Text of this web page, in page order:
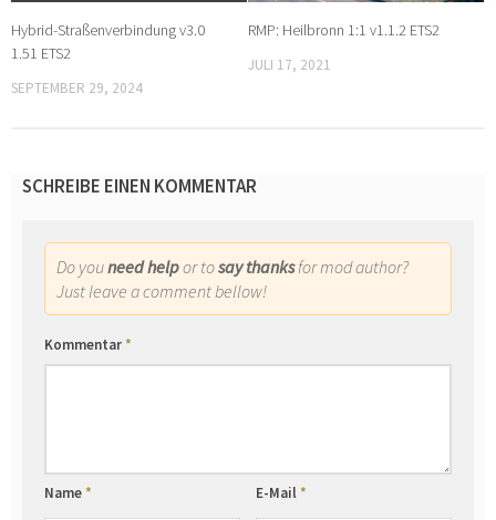
Hybrid-Straßenverbindung v3.0
1.51 ETS2
SEPTEMBER 29, 2024
RMP: Heilbronn 1:1 v1.1.2 ETS2
JULI 17, 2021
SCHREIBE EINEN KOMMENTAR
Do youneed helpor tosay thanksfor mod author?
Just leave a comment bellow!
Kommentar*
Name* E-Mail*